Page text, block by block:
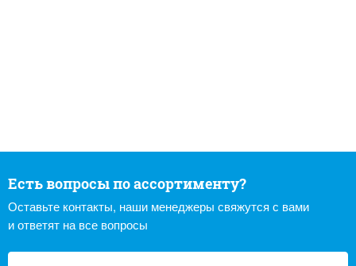
Есть вопросы по ассортименту?
Оставьте контакты, наши менеджеры свяжутся с вами
и ответят на все вопросы